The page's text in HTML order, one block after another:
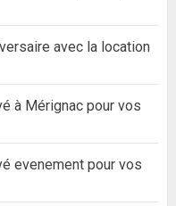
avec la location
à Mérignac pour vos
evenement pour vos